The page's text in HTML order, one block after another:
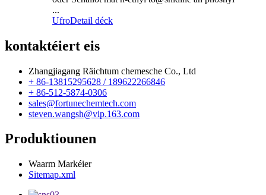
...
UfroDetail déck
kontaktéiert eis
Zhangjiagang Räichtum chemesche Co., Ltd
+ 86-13815295628 / 189622266846
+ 86-512-5874-0306
sales@fortunechemtech.com
steven.wangsh@vip.163.com
Produktiounen
Waarm Markéier
Sitemap.xml